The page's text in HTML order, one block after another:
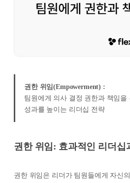
권한 위임(Empowerment) :
팀원에게 의사 결정 권한과 책임을
성과를 높이는 리더십 전략
권한 위임: 효과적인 리더십
권한 위임은 리더가 팀원들에게 자신